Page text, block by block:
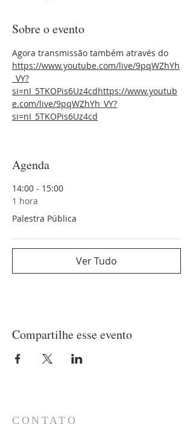
Sobre o evento
Agora transmissão também através do
https://www.youtube.com/live/9pqWZhYh
_VY?
si=nI_5TKOPis6Uz4cdhttps://www.youtub
e.com/live/9pqWZhYh_VY?
si=nI_5TKOPis6Uz4cd
Agenda
14:00 - 15:00
1 hora
Palestra Pública
Ver Tudo
Compartilhe esse evento
CONTATO